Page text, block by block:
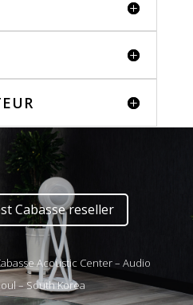
Cabasse reseller
Acoustic Center – Audio
– South Korea